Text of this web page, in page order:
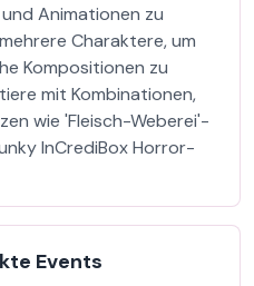
Animationen zu
Charaktere, um
Kompositionen zu
mit Kombinationen,
wie 'Fleisch-Weberei'-
InCrediBox Horror-
Events